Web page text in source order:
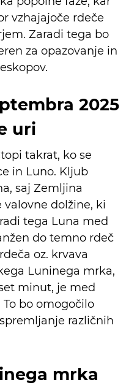
vzhajajoče rdeče
Zaradi tega bo
za opazovanje in
2025
uri
takrat, ko se
in Luno. Kljub
saj Zemljina
dolžine, ki
tega Luna med
do temno rdeč
oz. krvava
Luninega mrka,
minut, je med
bo omogočilo
različnih
mrka